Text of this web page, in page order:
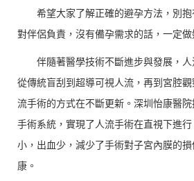
希望大家了解正確的避孕方法，別
對伴侶負責，沒有備孕需求的話，一定做
伴隨著醫學技術不斷進步與發展，
從傳統盲刮到超導可視人流，再到宮腔
流手術的方式在不斷更新。深圳怡康醫
手術系統，實現了人流手術在直視下進
小，出血少，減少了手術對子宮內膜的
康。